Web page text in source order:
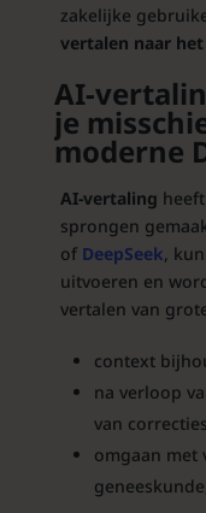
zakelijke
vertalen naar
AI-
je
moderne
AI-vertaling
sprongen
of DeepSeek,
uitvoeren en
vertalen van
context
na verloop
van
omgaan met